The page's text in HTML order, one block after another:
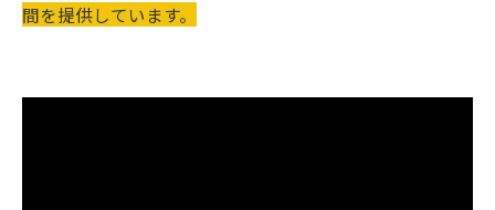
間を提供しています。